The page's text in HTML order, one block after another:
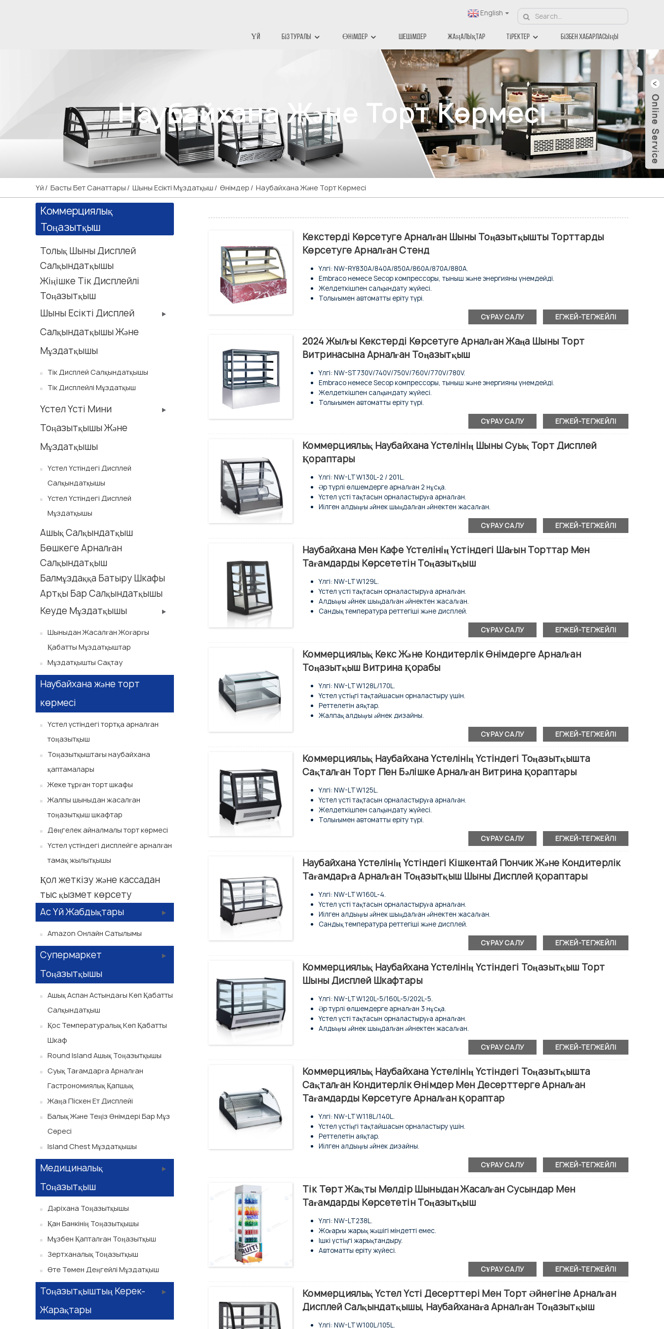
English
Үй Біз Туралы Өнімдер Шешімдер Жаңалықтар Тіректер Бізбен Хабарласыңы
Наубайхана Және Торт Көрмесі
Үй Басты Бет Санаттары Шыны Есікті Мұздатқыш Өнімдер Наубайхана Және Торт Көрмесі
Коммерциялық
Тоңазытқыш
Толық Шыны Дисплей
Салқындатқышы
Жіңішке Тік Дисплейлі
Тоңазытқыш
Шыны Есікті Дисплей
Салқындатқышы Және
Мұздатқышы
Тік Дисплей Салқындатқышы
Тік Дисплейлі Мұздатқыш
Үстел Үсті Мини
Тоңазытқышы Және
Мұздатқышы
Үстел Үстіндегі Дисплей
Салқындатқышы
Үстел Үстіндегі Дисплей
Мұздатқышы
Ашық Салқындатқыш
Бөшкеге Арналған
Салқындатқыш
Балмұздаққа Батыру Шкафы
Артқы Бар Салқындатқышы
Кеуде Мұздатқышы
Шыныдан Жасалған Жоғарғы
Қабатты Мұздатқыштар
Мұздатқышты Сақтау
Наубайхана және торт
көрмесі
Үстел үстіндегі тортқа арналған
тоңазытқыш
Тоңазытқыштағы наубайхана
қаптамалары
Жеке тұрған торт шкафы
Жалпы шыныдан жасалған
тоңазытқыш шкафтар
Дөңгелек айналмалы торт көрмесі
Үстел үстіндегі дисплейге арналған
тамақ жылытқышы
Қол жеткізу және кассадан
тыс қызмет көрсету
Ас Үй Жабдықтары
Amazon Онлайн Сатылымы
Супермаркет
Тоңазытқышы
Ашық Аспан Астындағы Көп Қабатты
Салқындатқыш
Қос Температуралық Көп Қабатты
Шкаф
Round Island Ашық Тоңазытқышы
Суық Тағамдарға Арналған
Гастрономиялық Қапшық
Жаңа Піскен Ет Дисплейі
Балық Және Теңіз Өнімдері Бар Мұз
Сөресі
Island Chest Мұздатқышы
Медициналық
Тоңазытқыш
Дәріхана Тоңазытқышы
Қан Банкінің Тоңазытқышы
Мұзбен Қапталған Тоңазытқыш
Зертханалық Тоңазытқыш
Өте Төмен Деңгейлі Мұздатқыш
Тоңазытқыштың Керек-
Жарақтары
Кекстерді Көрсетуге Арналған Шыны Тоңазытқышты Торттарды
Көрсетуге Арналған Стенд
Үлгі: NW-RY830A/840A/850A/860A/870A/880A.
Embraco немесе Secop компрессоры, тыныш және энергияны үнемдейді.
Желдеткішпен салқындату жүйесі.
Толығымен автоматты еріту түрі.
Жоғары жылдамдықты желдеткіші бар мыс буландырғыш.
Температура дисплейі бар реттелетін контроллер.
Шыны сөрелер жеке-жеке жарықтандырылады.
Сандық температура реттегіші.
СҰРАУ САЛУ ЕГЖЕЙ-ТЕГЖЕЙЛІ
2024 Жылғы Кекстерді Көрсетуге Арналған Жаңа Шыны Торт
Витринасына Арналған Тоңазытқыш
Үлгі: NW-ST730V/740V/750V/760V/770V/780V.
Embraco немесе Secop компрессоры, тыныш және энергияны үнемдейді.
Желдеткішпен салқындату жүйесі.
Толығымен автоматты еріту түрі.
Жоғары жылдамдықты желдеткіші бар мыс буландырғыш.
Температура дисплейі бар реттелетін контроллер.
Шыны сөрелер жеке-жеке жарықтандырылады.
Сандық температура реттегіші.
СҰРАУ САЛУ ЕГЖЕЙ-ТЕГЖЕЙЛІ
Коммерциялық Наубайхана Үстелінің Шыны Суық Торт Дисплей
Қораптары
Үлгі: NW-LTW130L-2 / 201L.
Әр түрлі өлшемдерге арналған 2 нұсқа.
Үстел үсті тақтасын орналастыруға арналған.
Иілген алдыңғы әйнек шыңдалған әйнектен жасалған.
Техникалық қызмет көрсетуді қажет етпейтін конденсатор.
Желдеткішпен салқындату жүйесі.
Толығымен автоматты еріту түрі.
Оңай тазалау үшін ауыстырылатын артқы сырғымалы есік.
Сыртқы және ішкі жағы тот баспайтын болаттан жасалған.
СҰРАУ САЛУ ЕГЖЕЙ-ТЕГЖЕЙЛІ
Наубайхана Мен Кафе Үстелінің Үстіндегі Шағын Торттар Мен
Тағамдарды Көрсететін Тоңазытқыш
Үлгі: NW-LTW129L.
Үстел үсті тақтасын орналастыруға арналған.
Алдыңғы әйнек шыңдалған әйнектен жасалған.
Сандық температура реттегіші және дисплей.
Техникалық қызмет көрсетуді қажет етпейтін конденсатор.
Жоғарыдағы таңғажайып интерьердегі LED жарықтандыру.
Толығымен автоматты еріту түрі.
3 қабатты берік шыны сөрелер.
Оңай тазалау үшін ауыстырылатын артқы сырғымалы есік.
Шыныдағы конденсацияланған суды автоматты түрде кетіруге болады.
СҰРАУ САЛУ ЕГЖЕЙ-ТЕГЖЕЙЛІ
Коммерциялық Кекс Және Кондитерлік Өнімдерге Арналған
Тоңазытқыш Витрина Қорабы
Үлгі: NW-LTW128L/170L.
Үстел үстіңгі тақтайшасын орналастыру үшін.
Реттелетін аяқтар.
Жалпақ алдыңғы әйнек дизайны.
Ішкі жарықдиодты жарықтандыру.
Сандық температура реттегіші және дисплей.
Сыртқы және ішкі жағы тот баспайтын болаттан жасалған.
СҰРАУ САЛУ ЕГЖЕЙ-ТЕГЖЕЙЛІ
Коммерциялық Наубайхана Үстелінің Үстіндегі Тоңазытқышта
Сақталған Торт Пен Бәлішке Арналған Витрина Қораптары
Үлгі: NW-LTW125L.
Үстел үсті тақтасын орналастыруға арналған.
Желдеткішпен салқындату жүйесі.
Толығымен автоматты еріту түрі.
Техникалық қызмет көрсетуді қажет етпейтін конденсатор.
Ішкі жағында екі жағынан керемет LED жарықтандыру.
Хроммен қапталған 2 қабатты сым сөрелер.
Сыртқы және ішкі жағы тот баспайтын болаттан жасалған.
СҰРАУ САЛУ ЕГЖЕЙ-ТЕГЖЕЙЛІ
Наубайхана Үстелінің Үстіндегі Кішкентай Пончик Және Кондитерлік
Тағамдарға Арналған Тоңазытқыш Шыны Дисплей Қораптары
Үлгі: NW-LTW160L-4.
Үстел үсті тақтасын орналастыруға арналған.
Иілген алдыңғы әйнек шыңдалған әйнектен жасалған.
Сандық температура реттегіші және дисплей.
Техникалық қызмет көрсетуді қажет етпейтін конденсатор.
Ішкі жағында екі жағынан керемет LED жарықтандыру.
Толығымен автоматты еріту түрі.
Оңай тазалау үшін ауыстырылатын артқы сырғымалы есік.
Хроммен қапталған 2 қабатты сым сөрелер.
Шыныдағы конденсацияланған суды автоматты түрде кетіруге болады.
СҰРАУ САЛУ ЕГЖЕЙ-ТЕГЖЕЙЛІ
Коммерциялық Наубайхана Үстелінің Үстіндегі Тоңазытқыш Торт
Шыны Дисплей Шкафтары
Үлгі: NW-LTW120L-5/160L-5/202L-5.
Әр түрлі өлшемдерге арналған 3 нұсқа.
Үстел үсті тақтасын орналастыруға арналған.
Алдыңғы әйнек шыңдалған әйнектен жасалған.
Техникалық қызмет көрсетуді қажет етпейтін конденсатор.
Желдеткішпен салқындату жүйесі.
Толығымен автоматты еріту түрі.
Оңай тазалау үшін ауыстырылатын артқы сырғымалы есік.
Хроммен қапталған 2 қабатты сым сөрелер.
СҰРАУ САЛУ ЕГЖЕЙ-ТЕГЖЕЙЛІ
Коммерциялық Наубайхана Үстелінің Үстіндегі Тоңазытқышта
Сақталған Кондитерлік Өнімдер Мен Десерттерге Арналған
Тағамдарды Көрсетуге Арналған Қораптар
Үлгі: NW-LTW118L/140L.
Үстел үстіңгі тақтайшасын орналастыру үшін.
Реттелетін аяқтар.
Иілген алдыңғы әйнек дизайны.
Әр палубаның ішкі жарықдиодты шамдары.
Сандық температура реттегіші және дисплей.
Сыртқы және ішкі жағы тот баспайтын болаттан жасалған.
СҰРАУ САЛУ ЕГЖЕЙ-ТЕГЖЕЙЛІ
Тік Төрт Жақты Мөлдір Шыныдан Жасалған Сусындар Мен
Тағамдарды Көрсететін Тоңазытқыш
Үлгі: NW-LT238L.
Жоғарғы жарық жәшігі міндетті емес.
Ішкі үстіңгі жарықтандыру.
Автоматты еріту жүйесі.
Реттелетін ПВХ жабыны бар сым сөрелер.
Техникалық қызмет көрсетуді қажет етпейтін конденсатор.
Сандық температура реттегіші және дисплей.
СҰРАУ САЛУ ЕГЖЕЙ-ТЕГЖЕЙЛІ
Коммерциялық Үстел Үсті Десерттері Мен Торт Әйнегіне Арналған
Дисплей Салқындатқышы, Наубайханаға Арналған Тоңазытқыш
Үлгі: NW-LTW100L/105L.